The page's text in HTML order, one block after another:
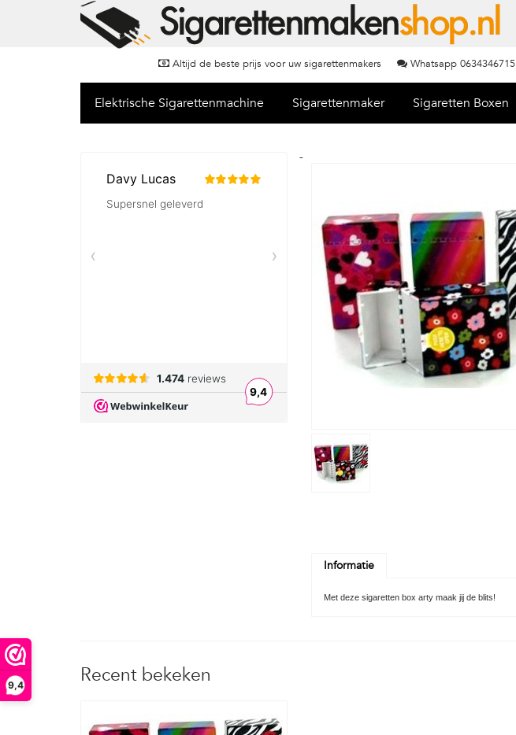
9,4
Whatsapp 0634346715
Altijd de beste prijs voor uw sigarettenmakers
Elektrische Sigarettenmachine Sigarettenmaker Sigaretten Boxen
-
Informatie
Met deze sigaretten box arty maak jij de blits!
Recent bekeken